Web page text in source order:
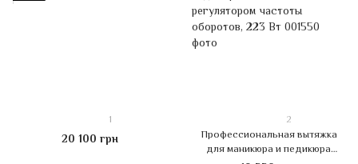
1
20 100 грн
2
Профессиональная вытяжка
для маникюра и педикюра